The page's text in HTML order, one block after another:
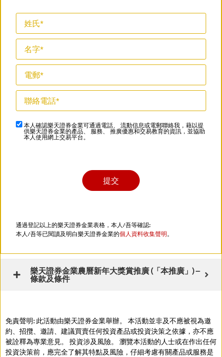
本人確認樂天證券金業可通過電話、 流動信息或電郵聯絡我，藉以提
供樂天證券金業的產品、 服務、 推廣優惠和交易教育的資訊，並協助
本人使用網上交易平台。
通過登記以上的樂天證券金業表格，本人/吾等確認:
本人/吾等已閱讀及明白樂天證券金業的個人資料收集聲明。
樂天證券金業農曆新年大獎賞推廣 (「本推廣」) –
條款及條件
免責聲明: 此活動由樂天證券金業舉辦。 本活動並非及不應被視為邀
約、招攬、邀請、建議買賣任何投資產品或投資決策之依據，亦不應
被詮釋為專業意見。 投資涉及風險。 瀏覽本活動的人士或在作出任何
投資決策前，應完全了解其特點及風險，仔細考慮有關產品或服務是